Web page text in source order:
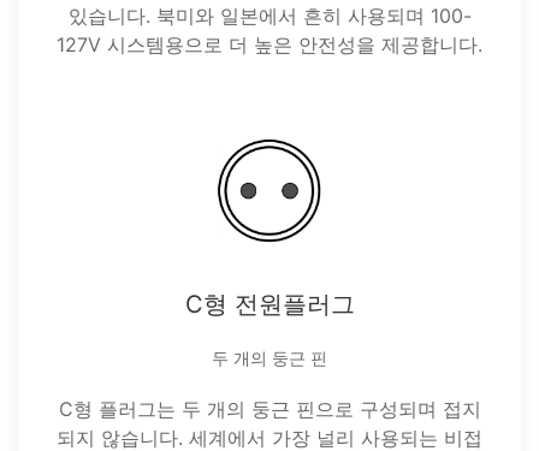
있습니다. 북미와 일본에서 흔히 사용되며 100-
127V 시스템용으로 더 높은 안전성을 제공합니다.
C형 전원플러그
두 개의 둥근 핀
C형 플러그는 두 개의 둥근 핀으로 구성되며 접지
되지 않습니다. 세계에서 가장 널리 사용되는 비접